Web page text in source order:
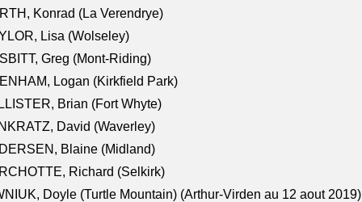
Konrad (La Verendrye)
Lisa (Wolseley)
Greg (Mont-Riding)
Logan (Kirkfield Park)
Brian (Fort Whyte)
David (Waverley)
Blaine (Midland)
Richard (Selkirk)
Doyle (Turtle Mountain) (Arthur-Virden au 12 aout 2019)